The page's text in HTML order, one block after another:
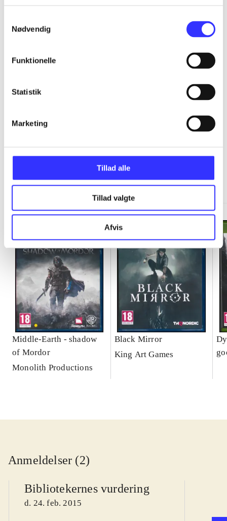
Nødvendig
Funktionelle
Statistik
Marketing
Tillad alle
Tillad valgte
Afvis
Minder om
Middle-Earth - shadow
of Mordor
Monolith Productions
Black Mirror
King Art Games
Anmeldelser (2)
Bibliotekernes vurdering
d. 24. feb. 2015